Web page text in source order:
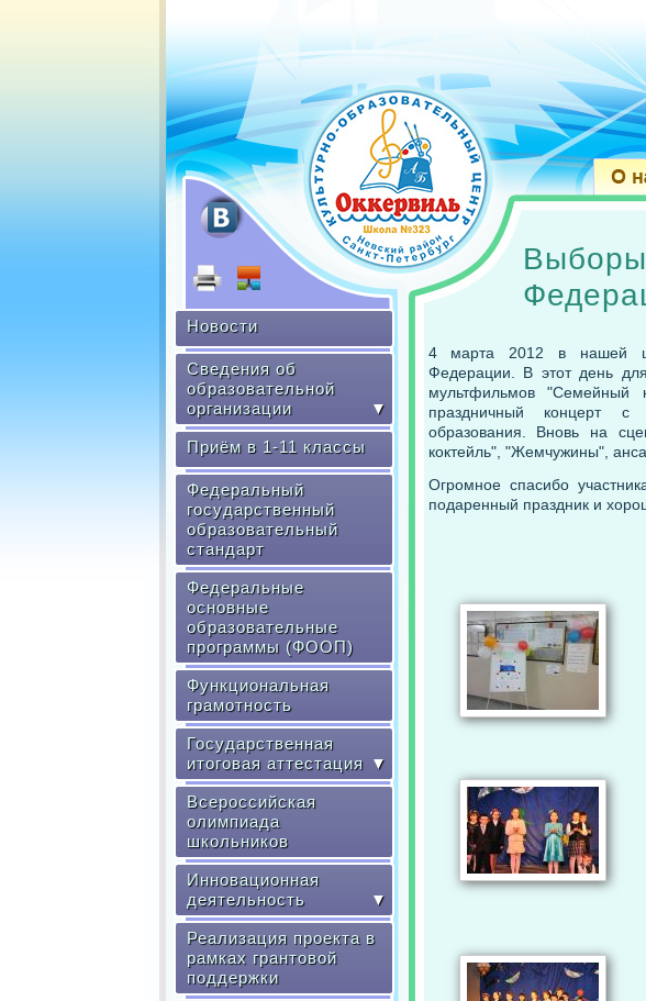
Новости
Сведения об
образовательной
организации
▼
Приём в 1-11 классы
Федеральный
государственный
образовательный
стандарт
Федеральные
основные
образовательные
программы (ФООП)
Функциональная
грамотность
Государственная
итоговая аттестация ▼
Всероссийская
олимпиада
школьников
Инновационная
деятельность
▼
Реализация проекта в
рамках грантовой
поддержки
Выборы
4 марта 2012 в нашей
Федерации. В этот день
мультфильмов "Семейный
праздничный концерт с
образования. Вновь на
коктейль", "Жемчужины",
Огромное спасибо
подаренный праздник и